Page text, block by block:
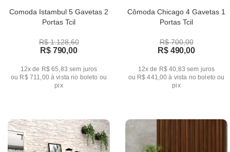
Comoda Istambul 5 Gavetas 2
Portas Tcil
R$ 1.128,60
R$ 790,00
12x de R$ 65,83 sem juros
ou R$ 711,00à vista no boleto ou
pix
Cômoda Chicago 4 Gavetas 1
Portas Tcil
R$ 700,00
R$ 490,00
12x de R$ 40,83 sem juros
ou R$ 441,00 à vista no boleto ou
pix